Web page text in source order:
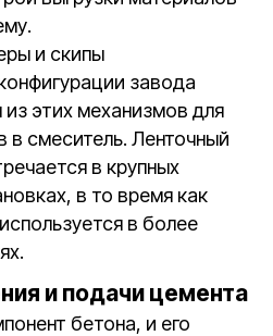
и скипы
завода
из этих механизмов для
в смеситель. Ленточный
в крупных
в то время как
в более
и подачи цемента
бетона, и его